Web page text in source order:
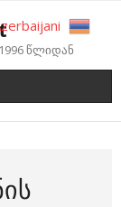
წლიდან